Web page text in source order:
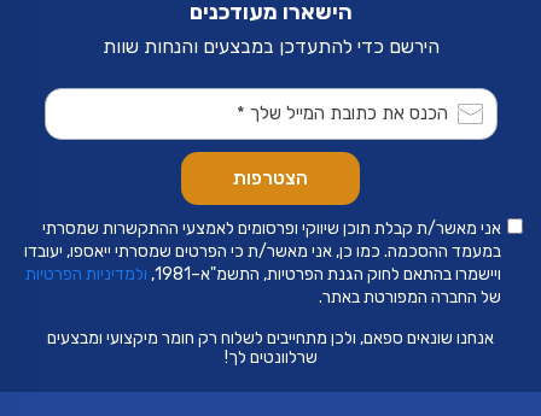
הישארו מעודכנים
הירשם כדי להתעדכן במבצעים והנחות שוות
אני מאשר/ת קבלת תוכן שיווקי ופרסומים לאמצעי ההתקשרות שמסרתי
במעמד ההסכמה. כמו כן, אני מאשר/ת כי הפרטים שמסרתי ייאספו, יעובדו
ויישמרו בהתאם לחוק הגנת הפרטיות, התשמ"א–1981,
ולמדיניות הפרטיות
של החברה המפורטת באתר.
אנחנו שונאים ספאם, ולכן מתחייבים לשלוח רק חומר מיקצועי ומבצעים
שרלוונטים לך!